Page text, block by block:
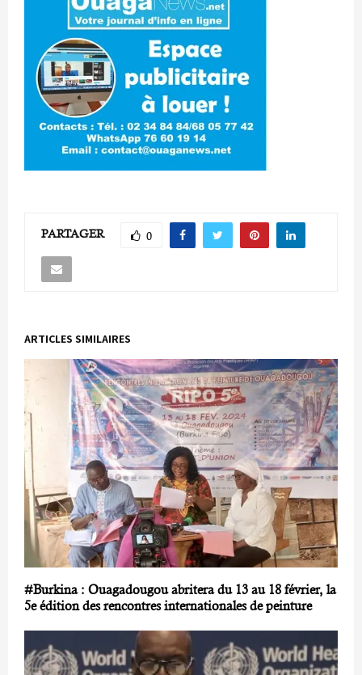
PARTAGER 0
ARTICLES SIMILAIRES
#Burkina : Ouagadougou abritera du 13 au 18 février, la
5e édition des rencontres internationales de peinture